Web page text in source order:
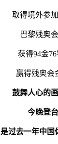
取得境外参
巴黎残奥
获得94金
赢得残奥会
鼓舞人心的
今晚登
是过去一年中国